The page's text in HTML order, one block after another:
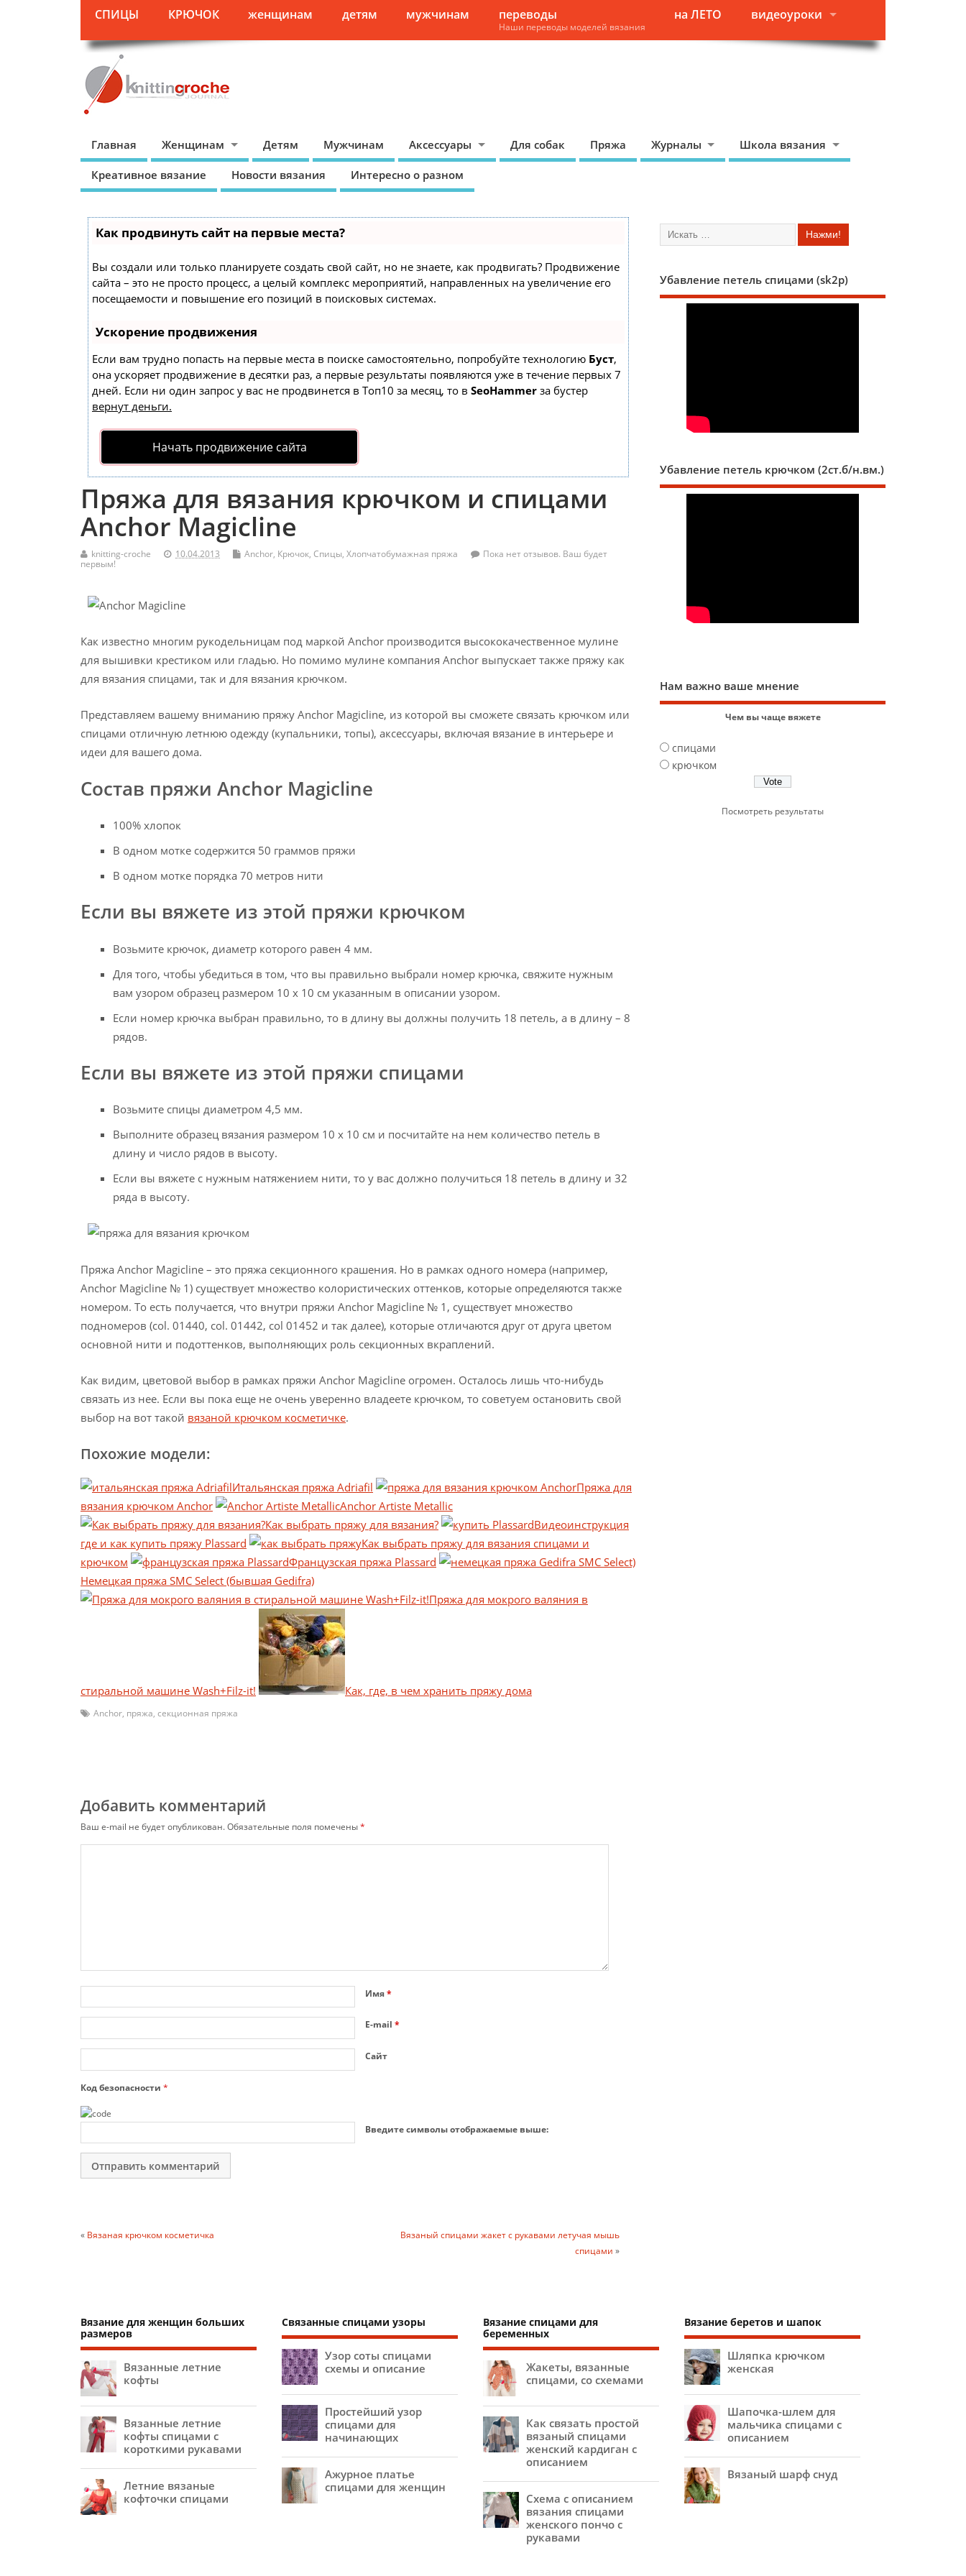
СПИЦЫ КРЮЧОК женщинам детям мужчинам переводы
Наши переводы моделей вязания
на ЛЕТО видеоуроки
Главная Женщинам Детям Мужчинам Аксессуары Для собак Пряжа Журналы Школа вязания
Креативное вязание Новости вязания Интересно о разном
Как продвинуть сайт на первые места?
Вы создали или только планируете создать свой сайт, но не знаете, как продвигать? Продвижение
сайта – это не просто процесс, а целый комплекс мероприятий, направленных на увеличение его
посещаемости и повышение его позиций в поисковых системах.
Ускорение продвижения
Если вам трудно попасть на первые места в поиске самостоятельно, попробуйте технологию Буст,
она ускоряет продвижение в десятки раз, а первые результаты появляются уже в течение первых 7
дней. Если ни один запрос у вас не продвинется в Топ10 за месяц, то в SeoHammer за бустер
вернут деньги.
Начать продвижение сайта
Пряжа для вязания крючком и спицами
Anchor Magicline
knitting-croche 10.04.2013 Anchor, Крючок, Спицы, Хлопчатобумажная пряжа
Пока нет отзывов. Ваш будет
первым!
Как известно многим рукодельницам под маркой Anchor производится высококачественное мулине
для вышивки крестиком или гладью. Но помимо мулине компания Anchor выпускает также пряжу как
для вязания спицами, так и для вязания крючком.
Представляем вашему вниманию пряжу Anchor Magicline, из которой вы сможете связать крючком или
спицами отличную летнюю одежду (купальники, топы), аксессуары, включая вязание в интерьере и
идеи для вашего дома.
Состав пряжи Anchor Magicline
100% хлопок
В одном мотке содержится 50 граммов пряжи
В одном мотке порядка 70 метров нити
Если вы вяжете из этой пряжи крючком
Возьмите крючок, диаметр которого равен 4 мм.
Для того, чтобы убедиться в том, что вы правильно выбрали номер крючка, свяжите нужным
вам узором образец размером 10 х 10 см указанным в описании узором.
Если номер крючка выбран правильно, то в длину вы должны получить 18 петель, а в длину – 8
рядов.
Если вы вяжете из этой пряжи спицами
Возьмите спицы диаметром 4,5 мм.
Выполните образец вязания размером 10 х 10 см и посчитайте на нем количество петель в
длину и число рядов в высоту.
Если вы вяжете с нужным натяжением нити, то у вас должно получиться 18 петель в длину и 32
ряда в высоту.
Пряжа Anchor Magicline – это пряжа секционного крашения. Но в рамках одного номера (например,
Anchor Magicline № 1) существует множество колористических оттенков, которые определяются также
номером. То есть получается, что внутри пряжи Anchor Magicline № 1, существует множество
подномеров (col. 01440, col. 01442, col 01452 и так далее), которые отличаются друг от друга цветом
основной нити и подоттенков, выполняющих роль секционных вкраплений.
Как видим, цветовой выбор в рамках пряжи Anchor Magicline огромен. Осталось лишь что-нибудь
связать из нее. Если вы пока еще не очень уверенно владеете крючком, то советуем остановить свой
выбор на вот такой вязаной крючком косметичке.
Похожие модели:
Итальянская пряжа Adriafil
Пряжа для
вязания крючком Anchor
Anchor Artiste Metallic
Как выбрать пряжу для вязания?
Видеоинструкция
где и как купить пряжу Plassard
Как выбрать пряжу для вязания спицами и
крючком
Французская пряжа Plassard
Немецкая пряжа SMC Select (бывшая Gedifra)
Пряжа для мокрого валяния в
стиральной машине Wash+Filz-it! Как, где, в чем хранить пряжу дома
Anchor, пряжа, секционная пряжа
Добавить комментарий
Ваш e-mail не будет опубликован.Обязательные поля помечены*
Имя*
E-mail *
Сайт
Код безопасности *
Введите символы отображаемые выше:
« Вязаная крючком косметичка
Вязаный спицами жакет с рукавами летучая мышь
спицами »
Убавление петель спицами (sk2p)
Убавление петель крючком (2ст.б/н.вм.)
Нам важно ваше мнение
Чем вы чаще вяжете
спицами
крючком
Посмотреть результаты
Вязание для женщин больших
размеров
Вязанные летние
кофты
Вязанные летние
кофты спицами с
короткими рукавами
Летние вязаные
кофточки спицами
Связанные спицами узоры
Узор соты спицами
схемы и описание
Простейший узор
спицами для
начинающих
Ажурное платье
спицами для женщин
Вязание спицами для
беременных
Жакеты, вязанные
спицами, со схемами
Как связать простой
вязаный спицами
женский кардиган с
описанием
Схема с описанием
вязания спицами
женского пончо с
рукавами
Вязание беретов и шапок
Шляпка крючком
женская
Шапочка-шлем для
мальчика спицами с
описанием
Вязаный шарф снуд